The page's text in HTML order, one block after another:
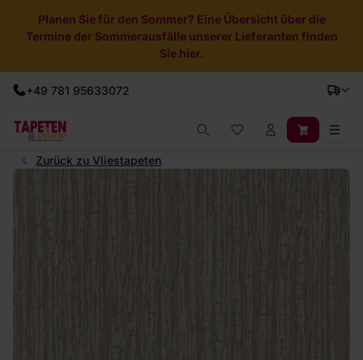
Planen Sie für den Sommer? Eine Übersicht über die
Termine der Sommerausfälle unserer Lieferanten finden
Sie hier.
+49 781 95633072
Zurück zu Vliestapeten